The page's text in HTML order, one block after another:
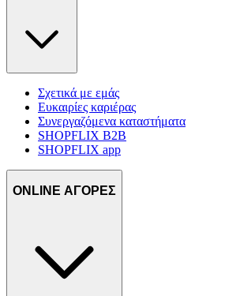
Σχετικά με εμάς
Ευκαιρίες καριέρας
Συνεργαζόμενα καταστήματα
SHOPFLIX B2B
SHOPFLIX app
ONLINE ΑΓΟΡΕΣ